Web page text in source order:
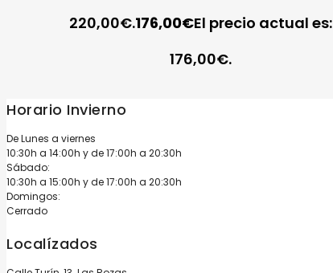
220,00€.176,00€El precio actual es:
176,00€.
Horario Invierno
De Lunes a viernes
10:30h a 14:00h y de 17:00h a 20:30h
Sábado:
10:30h a 15:00h y de 17:00h a 20:30h
Domingos:
Cerrado
Localízados